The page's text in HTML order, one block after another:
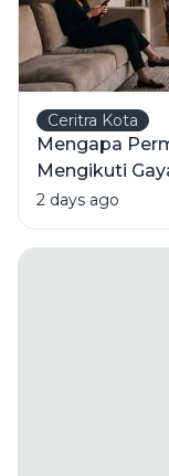
Ceritra Kota
Mengapa
Mengikuti
2 days ago